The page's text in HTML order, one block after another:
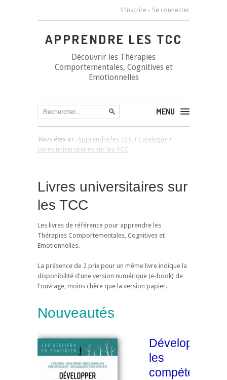
S'inscrire - Se connecter
APPRENDRE LES TCC
Découvrir les Thérapies
Comportementales, Cognitives et
Emotionnelles
MENU
Vous êtes ici :Apprendre les TCC / Catalogue /
Livres universitaires sur les TCC
Livres universitaires sur
les TCC
Les livres de référence pour apprendre les
Thérapies Comportementales, Cognitives et
Emotionnelles.
La présence de 2 prix pour un même livre indique la
disponibilité d'une version numérique (e-book) de
l'ouvrage, moins chère que la version papier.
Nouveautés
Développer
les
compétences